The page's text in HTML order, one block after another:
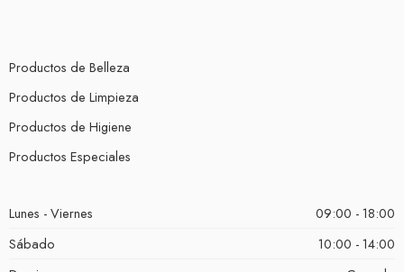
Productos de Belleza
Productos de Limpieza
Productos de Higiene
Productos Especiales
Lunes - Viernes
09:00 - 18:00
Sábado
10:00 - 14:00